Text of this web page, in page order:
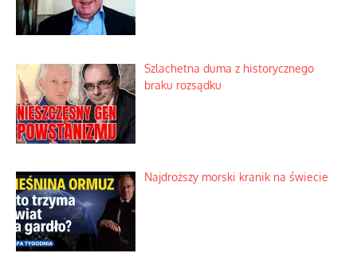
Szlachetna duma z historycznego
braku rozsądku
Najdroższy morski kranik na świecie